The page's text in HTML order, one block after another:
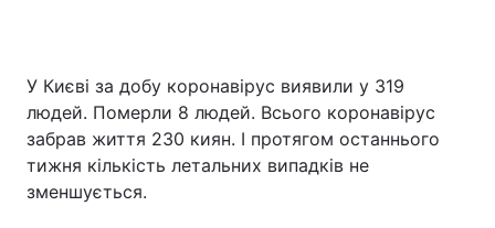
У Києві за добу коронавірус виявили у 319
людей. Померли 8 людей. Всього коронавірус
забрав життя 230 киян. І протягом останнього
тижня кількість летальних випадків не
зменшується.